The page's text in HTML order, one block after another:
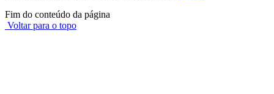
Fim do conteúdo da página
Voltar para o topo